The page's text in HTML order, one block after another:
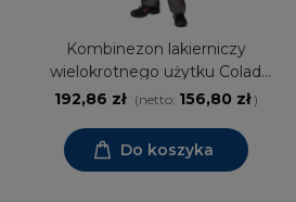
Kombinezon lakierniczy
wielokrotnego użytku Colad
Bodyguard Comfort Premium
192,86 zł (netto: 156,80 zł)
Do koszyka